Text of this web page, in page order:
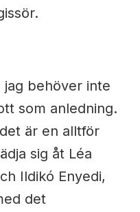
jag behöver inte
som anledning.
är en alltför
sig åt Léa
Ildikó Enyedi,
det